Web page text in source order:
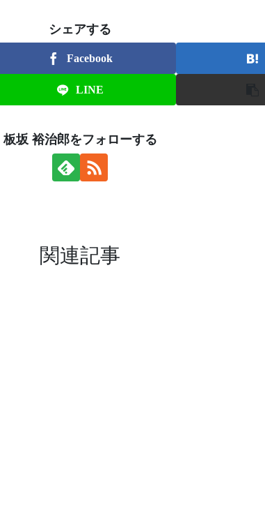
シェアする
Facebook
LINE
板坂 裕治郎をフォローする
関連記事